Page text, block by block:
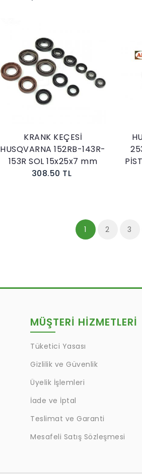
Sepete Ekle
KRANK KEÇESİ
HUSQVARNA 152RB-143R-
153R SOL 15x25x7 mm
308.50 TL
1 2 3
MÜŞTERİ HİZMETLERİ
Tüketici Yasası
Gizlilik ve Güvenlik
Üyelik İşlemleri
İade ve İptal
Teslimat ve Garanti
Mesafeli Satış Sözleşmesi